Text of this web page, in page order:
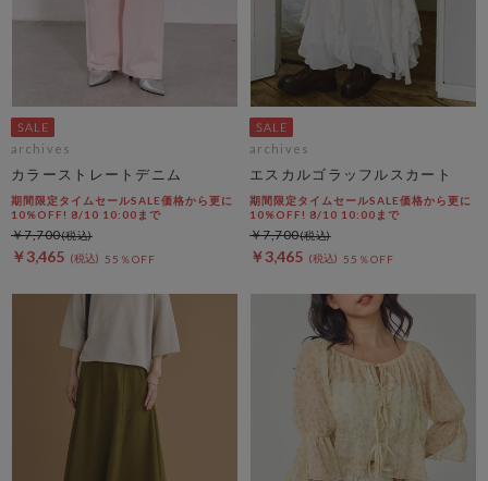
archives
カラーストレートデニム
期間限定タイムセールSALE価格から更に
10%OFF! 8/10 10:00まで
￥3,465 55％OFF
￥7,700
archives
エスカルゴラッフルスカート
期間限定タイムセールSALE価格から更に
10%OFF! 8/10 10:00まで
￥3,465 55％OFF
￥7,700